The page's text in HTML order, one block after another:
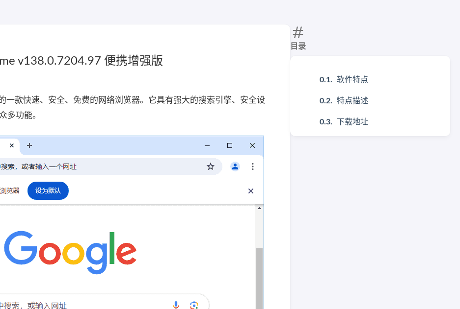
目录
软件特点
特点描述
下载地址
v138.0.7204.97 便携增强版
一款快速、安全、免费的网络浏览器。它具有强大的搜索引擎、安全设
多功能。